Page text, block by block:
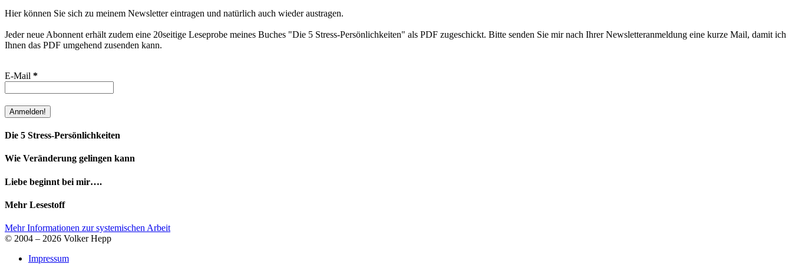
Hier können Sie sich zu meinem Newsletter eintragen und natürlich auch wieder austragen.
Jeder neue Abonnent erhält zudem eine 20seitige Leseprobe meines Buches "Die 5 Stress-Persönlichkeiten" als PDF zugeschickt. Bitte senden Sie mir nach Ihrer Newsletteranmeldung eine kurze Mail, damit ich
Ihnen das PDF umgehend zusenden kann.
E-Mail *
Die 5 Stress-Persönlichkeiten
Wie Veränderung gelingen kann
Liebe beginnt bei mir….
Mehr Lesestoff
Mehr Informationen zur systemischen Arbeit
© 2004 – 2026 Volker Hepp
Impressum